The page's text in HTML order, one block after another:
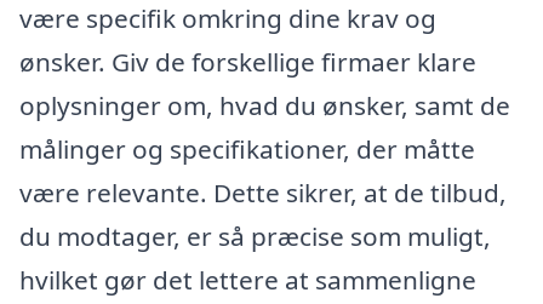
være specifik omkring dine krav og
ønsker. Giv de forskellige firmaer klare
oplysninger om, hvad du ønsker, samt de
målinger og specifikationer, der måtte
være relevante. Dette sikrer, at de tilbud,
du modtager, er så præcise som muligt,
hvilket gør det lettere at sammenligne